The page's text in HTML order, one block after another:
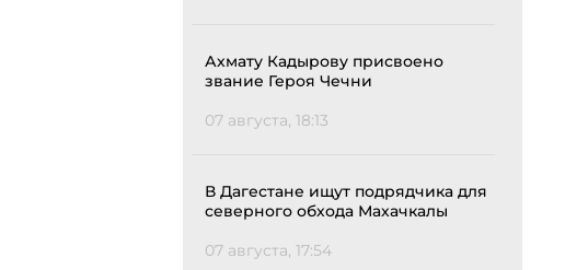
Ахмату Кадырову присвоено
звание Героя Чечни
07 августа, 18:13
В Дагестане ищут подрядчика для
северного обхода Махачкалы
07 августа, 17:54